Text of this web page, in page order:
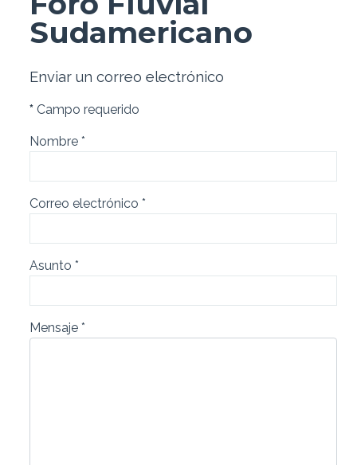
Sudamericano
Enviar un correo electrónico
* Campo requerido
Nombre *
Correo electrónico *
Asunto *
Mensaje *